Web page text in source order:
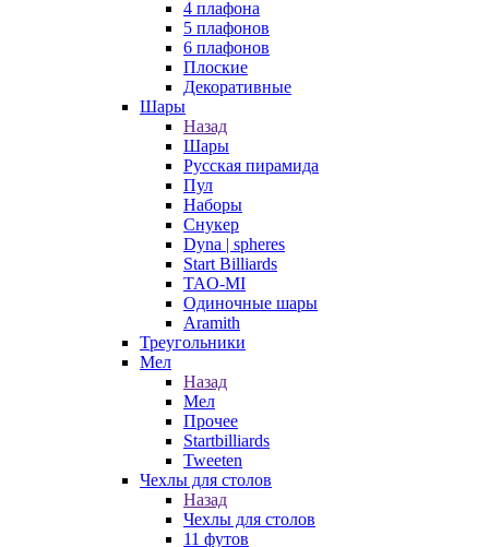
4 плафона
5 плафонов
6 плафонов
Плоские
Декоративные
Шары
Назад
Шары
Русская пирамида
Пул
Наборы
Снукер
Dyna | spheres
Start Billiards
TAO-MI
Одиночные шары
Aramith
Треугольники
Мел
Назад
Мел
Прочее
Startbilliards
Tweeten
Чехлы для столов
Назад
Чехлы для столов
11 футов